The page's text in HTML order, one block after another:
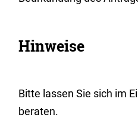
Hinweise
Bitte lassen Sie sich im
beraten.